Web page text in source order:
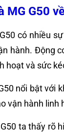
MG G50
có nhiều
hành. Động
hoạt và sức
nổi bật với
vận hành linh
ta thấy rõ